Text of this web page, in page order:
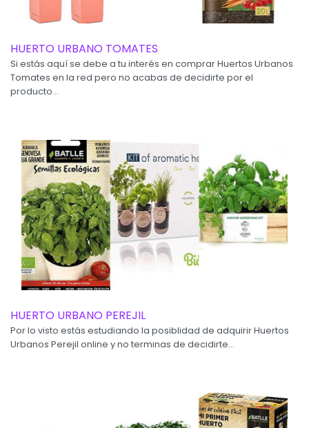
HUERTO URBANO TOMATES
Si estás aquí se debe a tu interés en comprar Huertos Urbanos
Tomates en la red pero no acabas de decidirte por el
producto...
HUERTO URBANO PEREJIL
Por lo visto estás estudiando la posiblidad de adquirir Huertos
Urbanos Perejil online y no terminas de decidirte...